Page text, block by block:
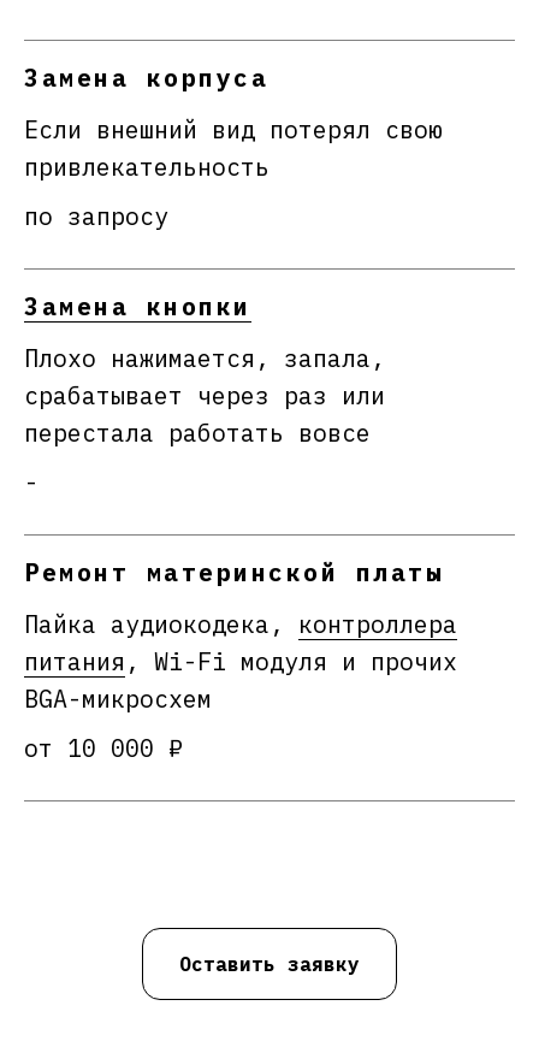
Замена корпуса
Если внешний вид потерял свою
привлекательность
по запросу
Замена кнопки
Плохо нажимается, запала,
срабатывает через раз или
перестала работать вовсе
-
Ремонт материнской платы
Пайка аудиокодека, контроллера
питания , Wi-Fi модуля и прочих
BGA-микросхем
от 10 000 ₽
Оставить заявку